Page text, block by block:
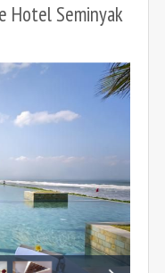
Hotel Seminyak